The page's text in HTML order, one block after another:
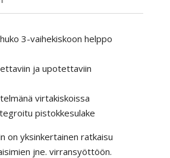
3-vaihekiskoon helppo
ja upotettaviin
virtakiskoissa
pistokkesulake
on yksinkertainen ratkaisu
jne. virransyöttöön.